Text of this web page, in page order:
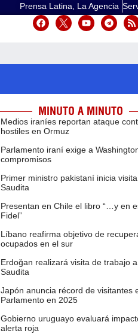
Prensa Latina, La Agencia
MINUTO A MINUTO
Medios iraníes reportan ataque
hostiles en Ormuz
Parlamento iraní exige a
compromisos
Primer ministro pakistaní inicia
Saudita
Presentan en Chile el libro “…y en
Fidel”
Líbano reafirma objetivo de
ocupados en el sur
Erdoğan realizará visita de trabajo
Saudita
Japón anuncia récord de visitantes
Parlamento en 2025
Gobierno uruguayo evaluará
alerta roja